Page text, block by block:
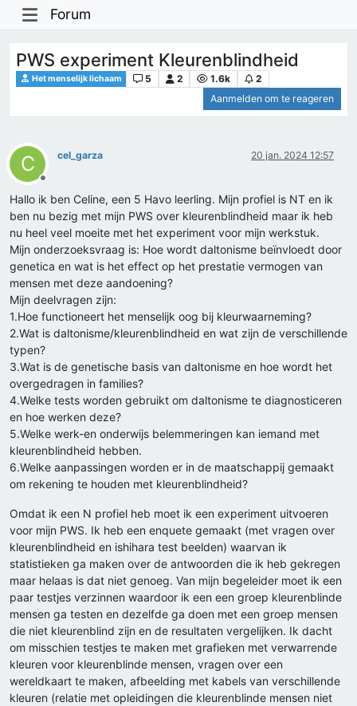
Forum
PWS experiment Kleurenblindheid
Het menselijk lichaam 5 2 1.6k
2
Aanmelden om te reageren
C
Offline
cel_garza 20 jan. 2024 12:57
Hallo ik ben Celine, een 5 Havo leerling. Mijn profiel is NT en ik
ben nu bezig met mijn PWS over kleurenblindheid maar ik heb
nu heel veel moeite met het experiment voor mijn werkstuk.
Mijn onderzoeksvraag is: Hoe wordt daltonisme beïnvloedt door
genetica en wat is het effect op het prestatie vermogen van
mensen met deze aandoening?
Mijn deelvragen zijn:
1.Hoe functioneert het menselijk oog bij kleurwaarneming?
2.Wat is daltonisme/kleurenblindheid en wat zijn de verschillende
typen?
3.Wat is de genetische basis van daltonisme en hoe wordt het
overgedragen in families?
4.Welke tests worden gebruikt om daltonisme te diagnosticeren
en hoe werken deze?
5.Welke werk-en onderwijs belemmeringen kan iemand met
kleurenblindheid hebben.
6.Welke aanpassingen worden er in de maatschappij gemaakt
om rekening te houden met kleurenblindheid?
Omdat ik een N profiel heb moet ik een experiment uitvoeren
voor mijn PWS. Ik heb een enquete gemaakt (met vragen over
kleurenblindheid en ishihara test beelden) waarvan ik
statistieken ga maken over de antwoorden die ik heb gekregen
maar helaas is dat niet genoeg. Van mijn begeleider moet ik een
paar testjes verzinnen waardoor ik een een groep kleurenblinde
mensen ga testen en dezelfde ga doen met een groep mensen
die niet kleurenblind zijn en de resultaten vergelijken. Ik dacht
om misschien testjes te maken met grafieken met verwarrende
kleuren voor kleurenblinde mensen, vragen over een
wereldkaart te maken, afbeelding met kabels van verschillende
kleuren (relatie met opleidingen die kleurenblinde mensen niet